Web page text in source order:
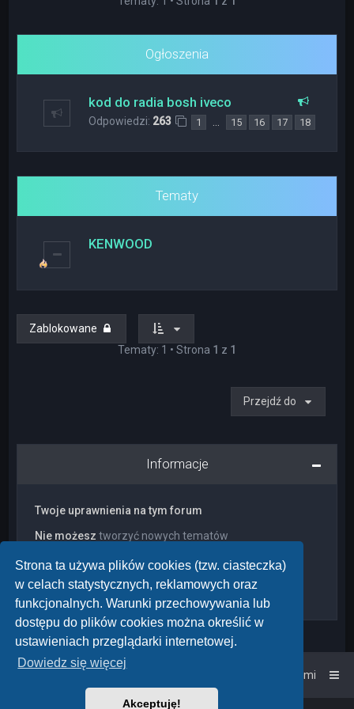
Strona ta używa plików cookies (tzw. ciasteczka)
w celach statystycznych, reklamowych oraz
funkcjonalnych. Warunki przechowywania lub
dostępu do plików cookies można określić w
ustawieniach przeglądarki internetowej.
Dowiedz się więcej
Akceptuję!
Ogłoszenia
kod do radia bosh iveco
Odpowiedzi: 263 1 … 15 16 17 18
Tematy
KENWOOD
Zablokowane
Tematy: 1 • Strona 1 z 1
Przejdź do
Informacje
Twoje uprawnienia na tym forum
Nie możesz tworzyć nowych tematów
Nie możeszzmieniać swoich postów
Nie możesz
usuwać swoich postów
Nie możeszdodawać załączników
Kontakt z nami